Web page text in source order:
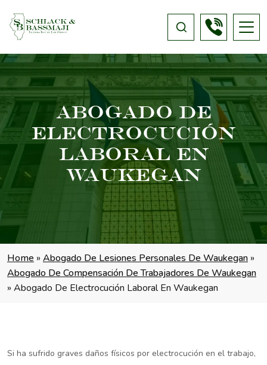
Abogado De
Electrocución
Laboral En
Waukegan
Home » Abogado De Lesiones Personales De Waukegan »
Abogado De Compensación De Trabajadores De Waukegan
» Abogado De Electrocución Laboral En Waukegan
Si ha sufrido graves daños físicos por electrocución en el trabajo,